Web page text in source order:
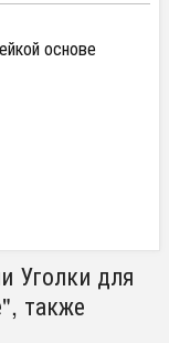
основе
Уголки для
также